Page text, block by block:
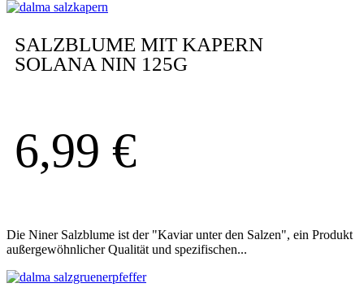
SALZBLUME MIT KAPERN
SOLANA NIN 125G
6,99 €
Die Niner Salzblume ist der "Kaviar unter den Salzen", ein Produkt
außergewöhnlicher Qualität und spezifischen...